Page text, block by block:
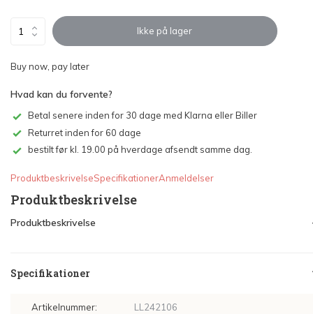
Ikke på lager
Buy now, pay later
Hvad kan du forvente?
Betal senere inden for 30 dage med Klarna eller Biller
Returret inden for 60 dage
bestilt før kl. 19.00 på hverdage afsendt samme dag.
ProduktbeskrivelseSpecifikationerAnmeldelser
Produktbeskrivelse
Produktbeskrivelse
Specifikationer
Artikelnummer: LL242106